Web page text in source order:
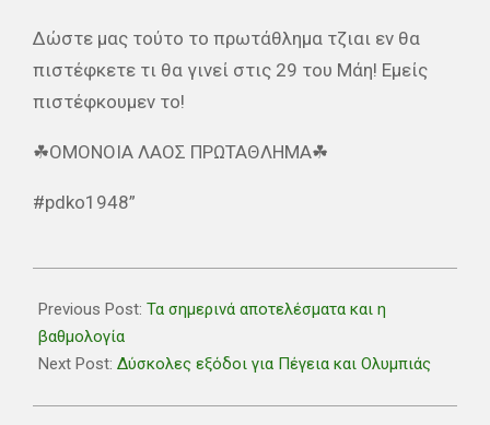
Δώστε μας τούτο το πρωτάθλημα τζιαι εν θα
πιστέφκετε τι θα γινεί στις 29 του Μάη! Εμείς
πιστέφκουμεν το!
☘ΟΜΟΝΟΙΑ ΛΑΟΣ ΠΡΩΤΑΘΛΗΜΑ☘
#pdko1948”
05-
08
Previous Post: Τα σημερινά αποτελέσματα και η
βαθμολογία
Next Post: Δύσκολες εξόδοι για Πέγεια και Ολυμπιάς